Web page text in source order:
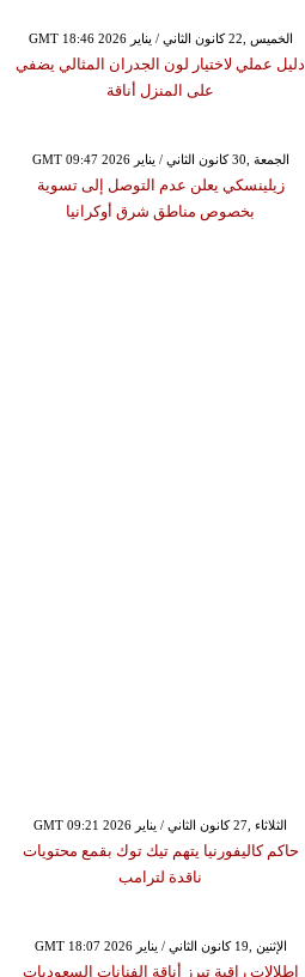
GMT 18:46 2026 الخميس ,22 كانون الثاني / يناير
دليل عملي لاختيار لون الجدران المثالي يضفي
على المنزل أناقة
GMT 09:47 2026 الجمعة ,30 كانون الثاني / يناير
زيلينسكي يعلن عدم التوصل إلى تسوية
بخصوص مناطق شرق أوكرانيا
GMT 09:21 2026 الثلاثاء ,27 كانون الثاني / يناير
حاكم كاليفورنيا يتهم تيك توك بقمع محتويات
ناقدة لترامب
GMT 18:07 2026 الإثنين ,19 كانون الثاني / يناير
إطلالات راقية تبرز أناقة الفنانات السعوديات